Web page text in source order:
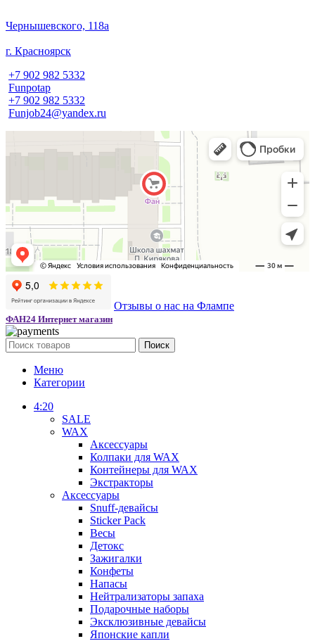
​Чернышевского, 118а
г. Красноярск
+7 902 982 5332
Funpotap
+7 902 982 5332
Funjob24@yandex.ru
Отзывы о нас на Флампе
ФАН24 Интернет магазин
Поиск
Меню
Категории
4:20
SALE
WAX
Аксессуары
Колпаки для WAX
Контейнеры для WAX
Экстракторы
Аксессуары
Snuff-девайсы
Sticker Pack
Весы
Детокс
Зажигалки
Конфеты
Напасы
Нейтрализаторы запаха
Подарочные наборы
Эксклюзивные девайсы
Японские капли